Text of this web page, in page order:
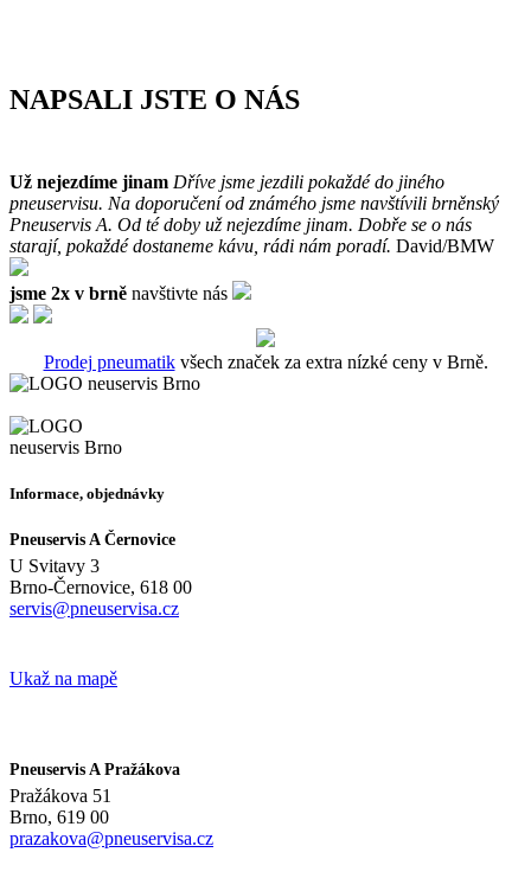
NAPSALI JSTE O NÁS
Už nejezdíme jinam Dříve jsme jezdili pokaždé do jiného
pneuservisu. Na doporučení od známého jsme navštívili brněnský
Pneuservis A. Od té doby už nejezdíme jinam. Dobře se o nás
starají, pokaždé dostaneme kávu, rádi nám poradí. David/BMW
jsme 2x v brně navštivte nás
Prodej pneumatikvšech značek za extra nízké ceny v Brně.
Informace, objednávky
Pneuservis A Černovice
U Svitavy 3
Brno-Černovice, 618 00
servis@pneuservisa.cz
Ukaž na mapě
Pneuservis A Pražákova
Pražákova 51
Brno, 619 00
prazakova@pneuservisa.cz